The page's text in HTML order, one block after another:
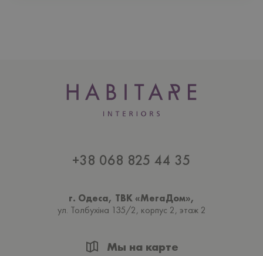
+38 068 825 44 35
г. Одеса, ТВК «МегаДом»,
ул. Толбухiна 135/2, корпус 2, этаж 2
Мы на карте